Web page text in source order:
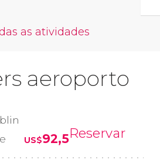
as atividades
aeroporto
US$92,5Reservar